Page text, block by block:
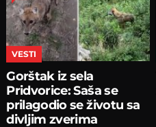
VESTI
Gorštak iz sela
Pridvorice: Saša se
prilagodio se životu sa
divljim zverima